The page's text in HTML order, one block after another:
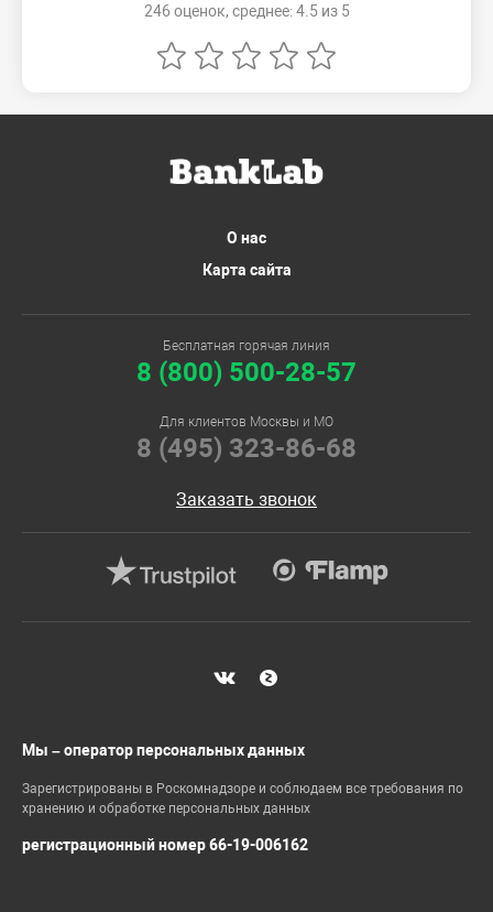
246 оценок, среднее: 4.5 из 5
О нас
Карта сайта
Бесплатная горячая линия
8 (800) 500-28-57
Для клиентов Москвы и МО
8 (495) 323-86-68
Заказать звонок
Мы – оператор персональных данных
Зарегистрированы в Роскомнадзоре и соблюдаем все требования по
хранению и обработке персональных данных
регистрационный номер 66-19-006162